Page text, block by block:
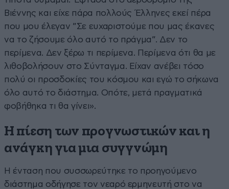
Βιέννης και είχε πάρα πολλούς Έλληνες εκεί πέρα
που μου έλεγαν ”Σε ευχαριστούμε που μας έκανες
να το ζήσουμε όλο αυτό το πράγμα”. Δεν το
περίμενα. Δεν ξέρω τι περίμενα. Περίμενα ότι θα με
λιθοβολήσουν στο Σύνταγμα. Είχαν ανέβει τόσο
πολύ οι προσδοκίες του κόσμου και εγώ το σήκωνα
όλο αυτό το διάστημα. Οπότε, μετά πραγματικά
φοβήθηκα τι θα γίνει».
Η πίεση των προγνωστικών και η
ανάγκη για μια συγγνώμη
Η ένταση που συσσωρεύτηκε το προηγούμενο
διάστημα οδήγησε τον νεαρό ερμηνευτή στο να